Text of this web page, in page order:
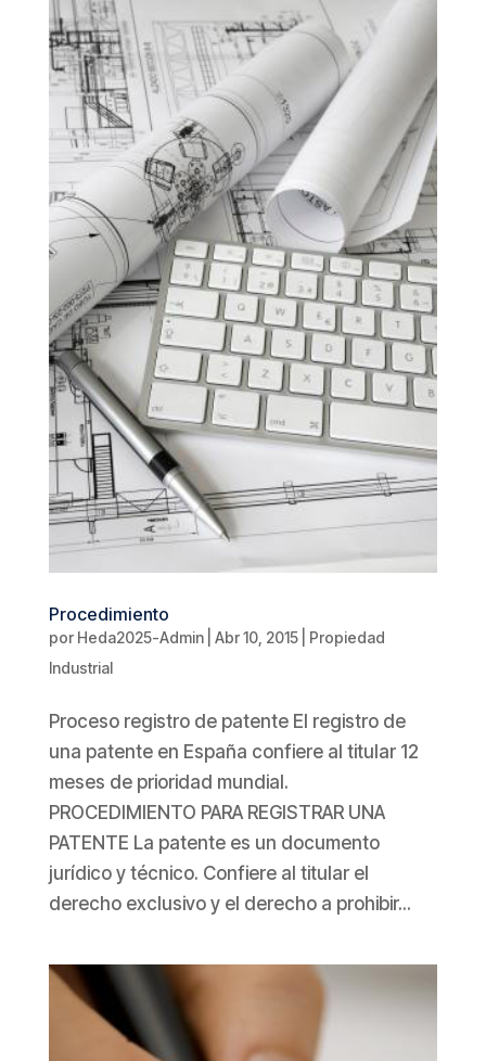
Procedimiento
por Heda2025-Admin| Abr 10, 2015| Propiedad
Industrial
Proceso registro de patente El registro de
una patente en España confiere al titular 12
meses de prioridad mundial.
PROCEDIMIENTO PARA REGISTRAR UNA
PATENTE La patente es un documento
jurídico y técnico. Confiere al titular el
derecho exclusivo y el derecho a prohibir...